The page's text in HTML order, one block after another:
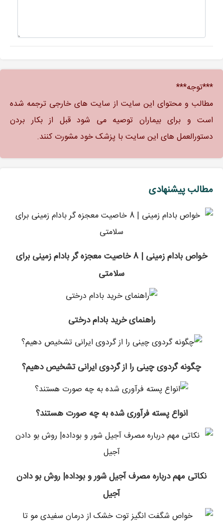
***توجه***
مطالب و محتوای این سایت از سایت های خارجی ترجمه شده
است و برای بیماران توصیه می شود قبل از بکار بردن
دستورالعمل های این سایت با پزشک خود مشورت کنند.
مطالب پیشنهادی
خواص بادام زمینی | 8 خاصیت معجزه گر بادام زمینی برای
سلامتی
راهنمای خرید بادام درختی
چگونه گردوی چینی را از گردوی ایرانی تشخیص دهیم؟
انواع پسته فرآوری ‌شده به چه صورت هستند؟
نکاتی مهم درباره مصرف آجیل شور و بوداده| روش بو دادن
آجیل